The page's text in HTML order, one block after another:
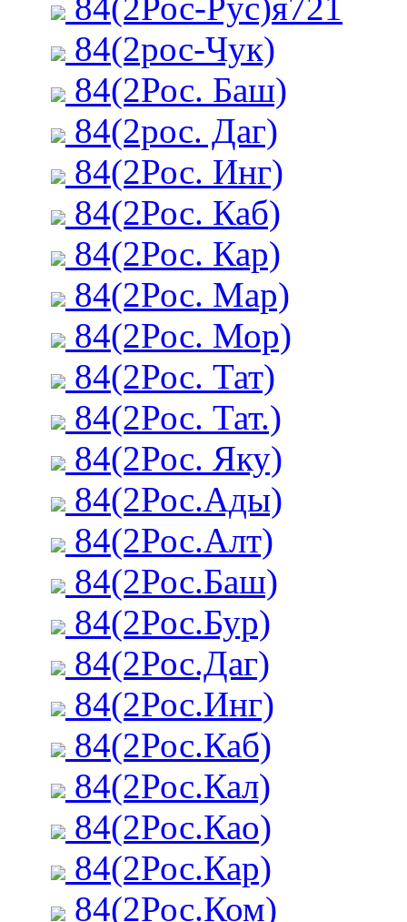
84(2Рос-Рус)я721
84(2рос-Чук)
84(2Рос. Баш)
84(2рос. Даг)
84(2Рос. Инг)
84(2Рос. Каб)
84(2Рос. Кар)
84(2Рос. Мар)
84(2Рос. Мор)
84(2Рос. Тат)
84(2Рос. Тат.)
84(2Рос. Яку)
84(2Рос.Ады)
84(2Рос.Алт)
84(2Рос.Баш)
84(2Рос.Бур)
84(2Рос.Даг)
84(2Рос.Инг)
84(2Рос.Каб)
84(2Рос.Кал)
84(2Рос.Као)
84(2Рос.Кар)
84(2Рос.Ком)